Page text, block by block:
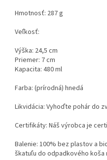
Hmotnosť: 287 g
Veľkosť:
Výška: 24,5 cm
Priemer: 7 cm
Kapacita: 480 ml
Farba: (prírodná) hnedá
Likvidácia: Vyhoďte pohár do
Certifikáty: Náš výrobca je
Balenie: 100% bez plastov a
škatuľu do odpadkového koša